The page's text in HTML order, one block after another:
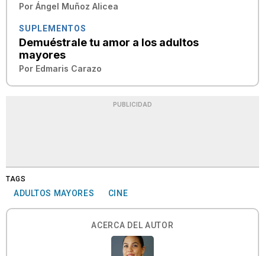
Por Ángel Muñoz Alicea
SUPLEMENTOS
Demuéstrale tu amor a los adultos
mayores
Por Edmaris Carazo
PUBLICIDAD
TAGS
ADULTOS MAYORES CINE
ACERCA DEL AUTOR